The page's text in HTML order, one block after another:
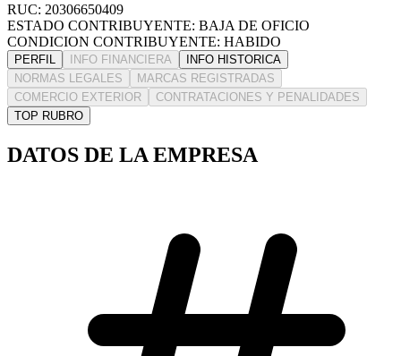
RUC: 20306650409
ESTADO CONTRIBUYENTE: BAJA DE OFICIO
CONDICION CONTRIBUYENTE: HABIDO
PERFIL INFO FINANCIERA
INFO HISTORICA
NORMAS LEGALES
MARCAS REGISTRADAS
COMERCIO EXTERIOR
CONTRATACIONES Y PENALIDADES
TOP RUBRO
DATOS DE LA EMPRESA